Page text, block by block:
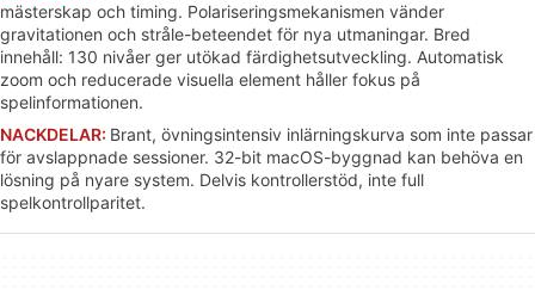
mästerskap och timing. Polariseringsmekanismen vänder
gravitationen och stråle-beteendet för nya utmaningar. Bred
innehåll: 130 nivåer ger utökad färdighetsutveckling. Automatisk
zoom och reducerade visuella element håller fokus på
spelinformationen.
NACKDELAR: Brant, övningsintensiv inlärningskurva som inte passar
för avslappnade sessioner. 32-bit macOS-byggnad kan behöva en
lösning på nyare system. Delvis kontrollerstöd, inte full
spelkontrollparitet.